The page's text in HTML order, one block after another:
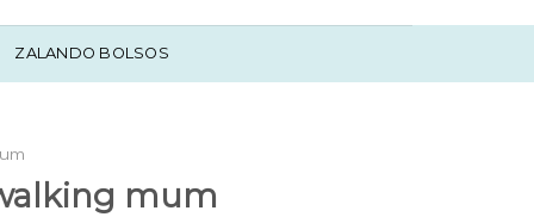
ZALANDO BOLSOS
mum